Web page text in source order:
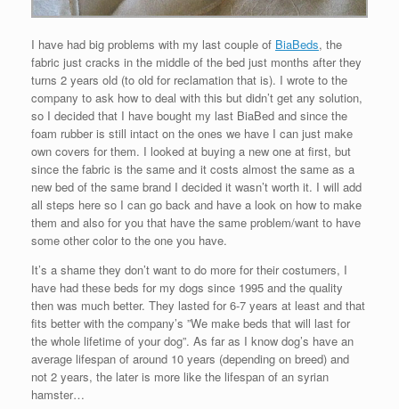
I have had big problems with my last couple of BiaBeds, the
fabric just cracks in the middle of the bed just months after they
turns 2 years old (to old for reclamation that is). I wrote to the
company to ask how to deal with this but didn’t get any solution,
so I decided that I have bought my last BiaBed and since the
foam rubber is still intact on the ones we have I can just make
own covers for them. I looked at buying a new one at first, but
since the fabric is the same and it costs almost the same as a
new bed of the same brand I decided it wasn’t worth it. I will add
all steps here so I can go back and have a look on how to make
them and also for you that have the same problem/want to have
some other color to the one you have.
It’s a shame they don’t want to do more for their costumers, I
have had these beds for my dogs since 1995 and the quality
then was much better. They lasted for 6-7 years at least and that
fits better with the company’s ”We make beds that will last for
the whole lifetime of your dog”. As far as I know dog’s have an
average lifespan of around 10 years (depending on breed) and
not 2 years, the later is more like the lifespan of an syrian
hamster…